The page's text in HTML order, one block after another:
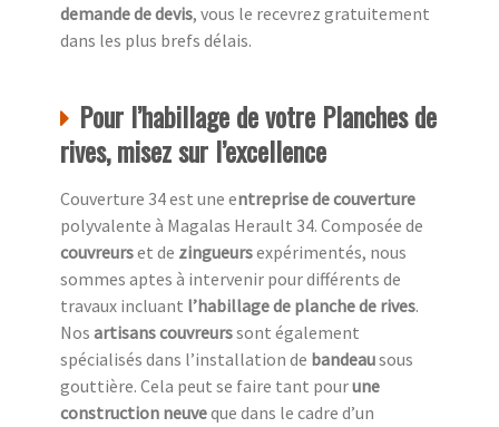
demande de devis, vous le recevrez gratuitement
dans les plus brefs délais.
Pour l’habillage de votre Planches de
rives, misez sur l’excellence
Couverture 34 est une entreprise de couverture
polyvalente à Magalas Herault 34. Composée de
couvreurset de zingueursexpérimentés, nous
sommes aptes à intervenir pour différents de
travaux incluant l’habillage de planche de rives.
Nos artisans couvreurssont également
spécialisés dans l’installation de bandeausous
gouttière. Cela peut se faire tant pourune
construction neuveque dans le cadre d’un